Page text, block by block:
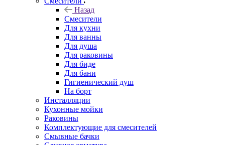
Назад
Смесители
Для кухни
Для ванны
Для душа
Для раковины
Для биде
Для бани
Гигиенический душ
На борт
Инсталляции
Кухонные мойки
Раковины
Комплектующие для смесителей
Смывные бачки